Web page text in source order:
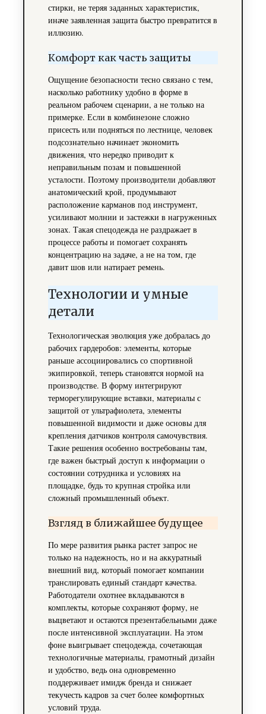
стирки, не теряя заданных характеристик,
иначе заявленная защита быстро превратится в
иллюзию.
Комфорт как часть защиты
Ощущение безопасности тесно связано с тем,
насколько работнику удобно в форме в
реальном рабочем сценарии, а не только на
примерке. Если в комбинезоне сложно
присесть или подняться по лестнице, человек
подсознательно начинает экономить
движения, что нередко приводит к
неправильным позам и повышенной
усталости. Поэтому производители добавляют
анатомический крой, продумывают
расположение карманов под инструмент,
усиливают молнии и застежки в нагруженных
зонах. Такая спецодежда не раздражает в
процессе работы и помогает сохранять
концентрацию на задаче, а не на том, где
давит шов или натирает ремень.
Технологии и умные
детали
Технологическая эволюция уже добралась до
рабочих гардеробов: элементы, которые
раньше ассоциировались со спортивной
экипировкой, теперь становятся нормой на
производстве. В форму интегрируют
терморегулирующие вставки, материалы с
защитой от ультрафиолета, элементы
повышенной видимости и даже основы для
крепления датчиков контроля самочувствия.
Такие решения особенно востребованы там,
где важен быстрый доступ к информации о
состоянии сотрудника и условиях на
площадке, будь то крупная стройка или
сложный промышленный объект.
Взгляд в ближайшее будущее
По мере развития рынка растет запрос не
только на надежность, но и на аккуратный
внешний вид, который помогает компании
транслировать единый стандарт качества.
Работодатели охотнее вкладываются в
комплекты, которые сохраняют форму, не
выцветают и остаются презентабельными даже
после интенсивной эксплуатации. На этом
фоне выигрывает спецодежда, сочетающая
технологичные материалы, грамотный дизайн
и удобство, ведь она одновременно
поддерживает имидж бренда и снижает
текучесть кадров за счет более комфортных
условий труда.